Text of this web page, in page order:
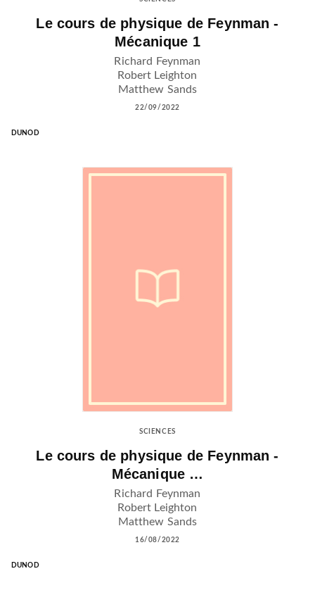
Le cours de physique de Feynman -
Mécanique 1
Richard Feynman
Robert Leighton
Matthew Sands
22/09/2022
DUNOD
SCIENCES
Le cours de physique de Feynman -
Mécanique …
Richard Feynman
Robert Leighton
Matthew Sands
16/08/2022
DUNOD